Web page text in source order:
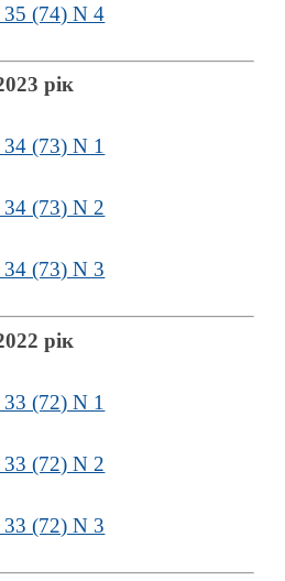
(74) N 4
рік
(73) N 1
(73) N 2
(73) N 3
рік
(72) N 1
(72) N 2
(72) N 3